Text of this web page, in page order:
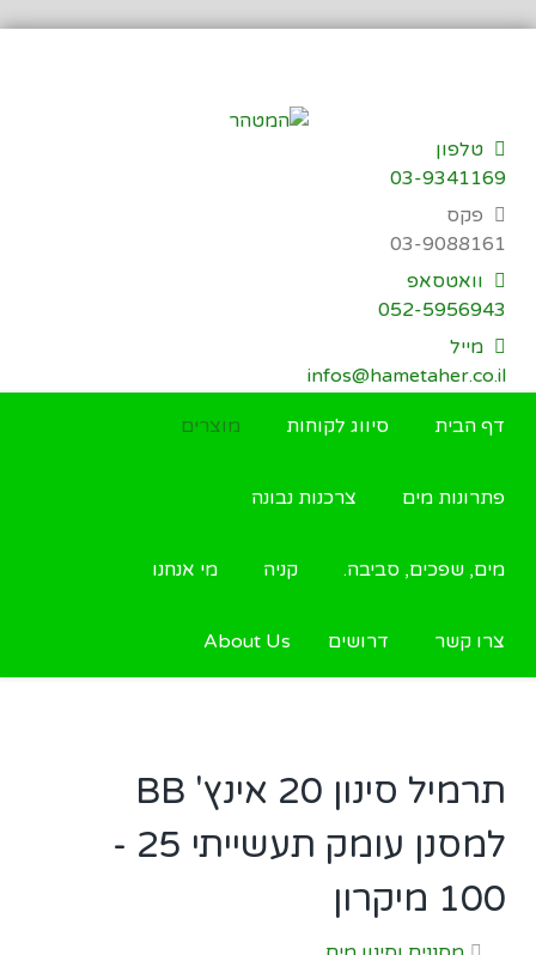
דילוג
טלפון
03-9341169
פקס
03-9088161
וואטסאפ
052-5956943
מייל
infos@hametaher.co.il
דף הבית סיווג לקוחות מוצרים
פתרונות מים צרכנות נבונה
מים, שפכים, סביבה. קניה מי אנחנו
צרו קשר דרושים About Us
תרמיל סינון 20 אינץ' BB
למסנן עומק תעשייתי 25 -
100 מיקרון